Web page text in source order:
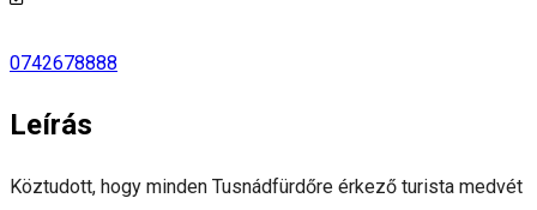
0742678888
Leírás
Köztudott, hogy minden Tusnádfürdőre érkező turista medvét